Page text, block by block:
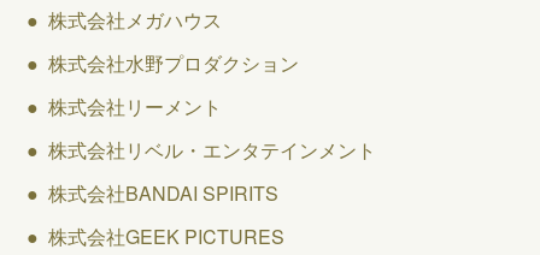
● 株式会社メガハウス
● 株式会社水野プロダクション
● 株式会社リーメント
● 株式会社リベル・エンタテインメント
● 株式会社BANDAI SPIRITS
● 株式会社GEEK PICTURES